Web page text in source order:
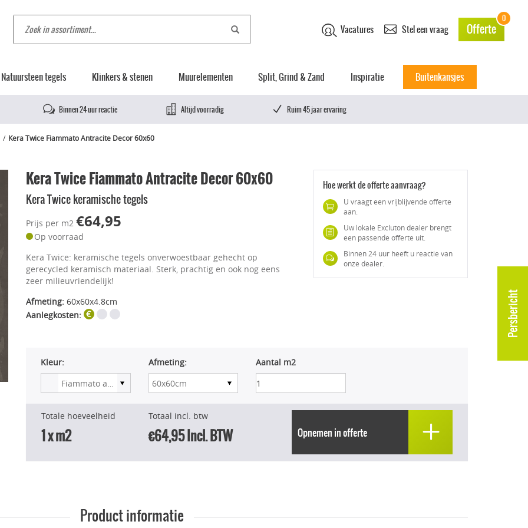
Persbericht
Vacatures Stel een vraag Offerte
0
Natuursteen tegels Klinkers & stenen Muurelementen Split, Grind & Zand Inspiratie Buitenkansjes
Binnen 24 uur reactie Altijd voorradig Ruim 45 jaar ervaring
Kera Twice Fiammato Antracite Decor 60x60
Kera Twice Fiammato Antracite Decor 60x60
Kera Twice keramische tegels
Prijs per m2 €64,95
Op voorraad
Kera Twice: keramische tegels onverwoestbaar gehecht op
gerecycled keramisch materiaal. Sterk, prachtig en ook nog eens
zeer milieuvriendelijk!
Afmeting: 60x60x4.8cm
Aanlegkosten:
Hoe werkt de offerte aanvraag?
U vraagt een vrijblijvende offerte
aan.
Uw lokale Excluton dealer brengt
een passende offerte uit.
Binnen 24 uur heeft u reactie van
onze dealer.
Kleur: Afmeting: Aantal m2
Totale hoeveelheid
1x m2
Totaal incl. btw
€64,95Incl. BTW Opnemen in offerte
Product informatie